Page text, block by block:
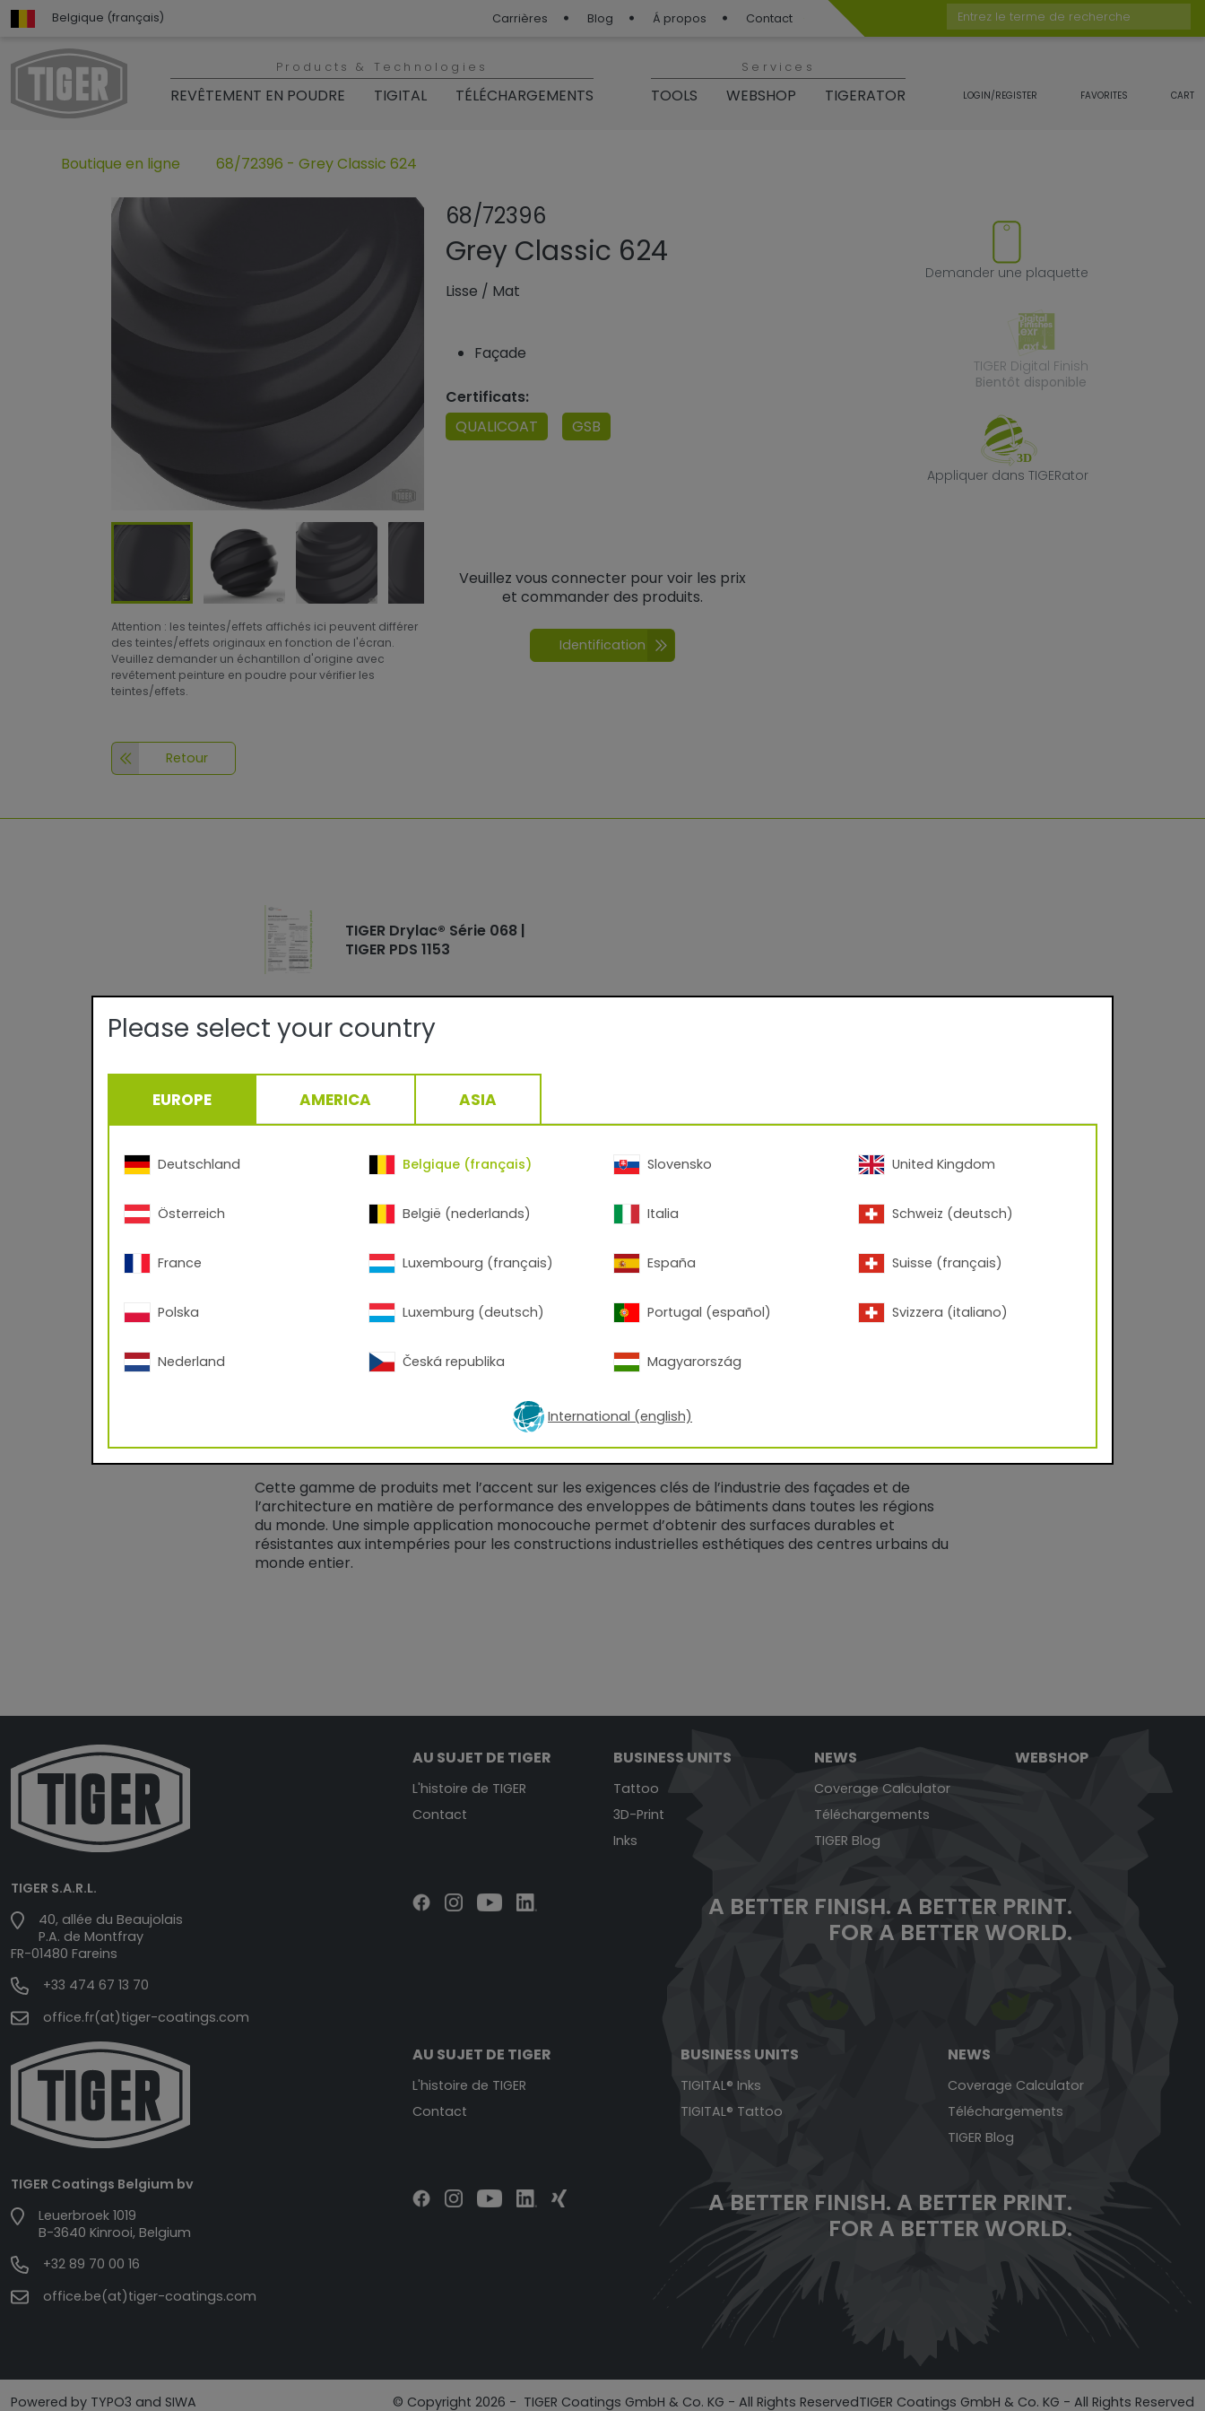
Belgique (français) Carrières Blog Á propos Contact
Entrez le terme de recherche
Products & Technologies
REVÊTEMENT EN POUDRE TIGITAL TÉLÉCHARGEMENTS
Services
TOOLS WEBSHOP TIGERATOR LOGIN/REGISTER FAVORITES CART
Boutique en ligne 68/72396 - Grey Classic 624
Attention : les teintes/effets affichés ici peuvent différer
des teintes/effets originaux en fonction de l'écran.
Veuillez demander un échantillon d'origine avec
revêtement peinture en poudre pour vérifier les
teintes/effets.
Retour
68/72396
Ajouter ou supprimer le produit des
Grey Classic 624
Lisse / Mat
Façade
Certificats:
QUALICOAT
GSB
Demander une plaquette
TIGER Digital Finish
Bientôt disponible
Appliquer dans TIGERator
Veuillez vous connecter pour voir les prix
et commander des produits.
Identification
TIGER Drylac® Série 068 |
TIGER PDS 1153
Détails techniques:
Surface/Brillance:
Lisse/Mat
Rendement théorique:
Pour une épaisseur de couche de 60µm, selon le produit
et la densité: 10.4-13.8 m2 /kg
g/cm3, +/- 0,05
68/72396 Grey Classic 624
Peinture en poudre super durable à base de polyester pour le procédé Corona.
Cette gamme de produits met l’accent sur les exigences clés de l’industrie des façades et de
l’architecture en matière de performance des enveloppes de bâtiments dans toutes les régions
du monde. Une simple application monocouche permet d’obtenir des surfaces durables et
résistantes aux intempéries pour les constructions industrielles esthétiques des centres urbains du
monde entier.
TIGER S.A.R.L.
40, allée du Beaujolais
P.A. de Montfray
FR-01480 Fareins
+33 474 67 13 70
office.fr(at)tiger-coatings.com
AU SUJET DE TIGER
L'histoire de TIGER
Contact
BUSINESS UNITS
Tattoo
3D-Print
Inks
NEWS
Coverage Calculator
Téléchargements
TIGER Blog
WEBSHOP
A BETTER FINISH. A BETTER PRINT.
FOR A BETTER WORLD.
TIGER Coatings Belgium bv
Leuerbroek 1019
B-3640 Kinrooi, Belgium
+32 89 70 00 16
office.be(at)tiger-coatings.com
AU SUJET DE TIGER
L'histoire de TIGER
Contact
BUSINESS UNITS
TIGITAL® Inks
TIGITAL® Tattoo
NEWS
Coverage Calculator
Téléchargements
TIGER Blog
A BETTER FINISH. A BETTER PRINT.
FOR A BETTER WORLD.
Powered by TYPO3 and SIWA
© Copyright 2026 - TIGER Coatings GmbH & Co. KG - All Rights ReservedTIGER Coatings GmbH & Co. KG - All Rights Reserved
Please select your country
EUROPE AMERICA ASIA
Deutschland
Österreich
France
Polska
Nederland
Belgique (français)
België (nederlands)
Luxembourg (français)
Luxemburg (deutsch)
Česká republika
Slovensko
Italia
España
Portugal (español)
Magyarország
United Kingdom
Schweiz (deutsch)
Suisse (français)
Svizzera (italiano)
International (english)